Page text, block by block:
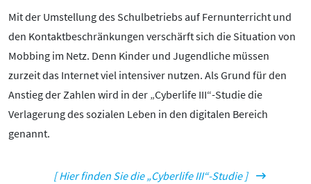
Mit der Umstellung des Schulbetriebs auf Fernunterricht und
den Kontaktbeschränkungen verschärft sich die Situation von
Mobbing im Netz. Denn Kinder und Jugendliche müssen
zurzeit das Internet viel intensiver nutzen. Als Grund für den
Anstieg der Zahlen wird in der „Cyberlife III“-Studie die
Verlagerung des sozialen Leben in den digitalen Bereich
genannt.
[ Hier finden Sie die „Cyberlife III“-Studie ]